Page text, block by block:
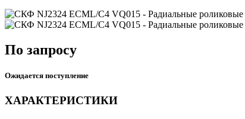
По запросу
Ожидается поступление
ХАРАКТЕРИСТИКИ